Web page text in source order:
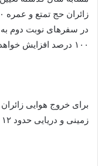
۱۰۰ درصد افزایش خواهد یافت.
زمینی و دریایی حدود ۱۲ هزار و ۵۰۰ تومان پرداخت خواهند کرد.